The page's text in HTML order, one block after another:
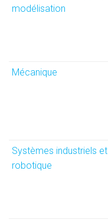
modélisation
Mécanique
Systèmes industriels et
robotique